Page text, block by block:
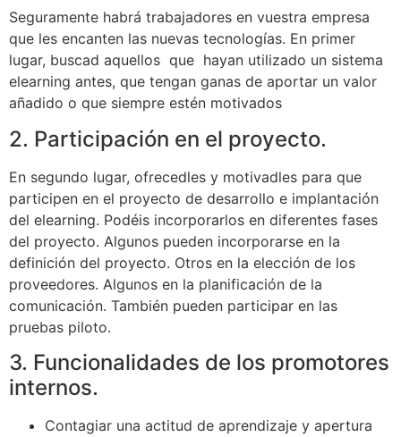
Seguramente habrá trabajadores en vuestra empresa
que les encanten las nuevas tecnologías. En primer
lugar, buscad aquellos que hayan utilizado un sistema
elearning antes, que tengan ganas de aportar un valor
añadido o que siempre estén motivados
2. Participación en el proyecto.
En segundo lugar, ofrecedles y motivadles para que
participen en el proyecto de desarrollo e implantación
del elearning. Podéis incorporarlos en diferentes fases
del proyecto. Algunos pueden incorporarse en la
definición del proyecto. Otros en la elección de los
proveedores. Algunos en la planificación de la
comunicación. También pueden participar en las
pruebas piloto.
3. Funcionalidades de los promotores
internos.
Contagiar una actitud de aprendizaje y apertura